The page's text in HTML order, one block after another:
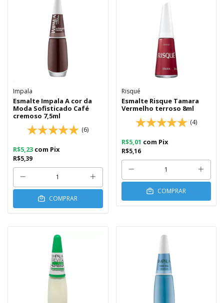
Impala
Esmalte Impala A cor da
Moda Sofisticado Café
cremoso 7,5ml
(6)
R$5,39
R$5,23 com Pix
COMPRAR
Risqué
Esmalte Risque Tamara
Vermelho terroso 8ml
(4)
R$5,16
R$5,01 com Pix
COMPRAR